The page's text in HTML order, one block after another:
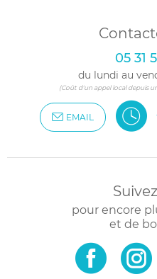
05 31
du lundi au
(Coût d'un appel local depuis
EMAIL
pour encore
et de